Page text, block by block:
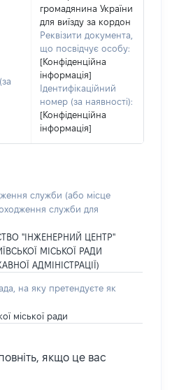
громадянина України
для виїзду за кордон
Реквізити документа,
що посвідчує особу:
[Конфіденційна
інформація]
Ідентифікаційний
номер (за наявності):
[Конфіденційна
інформація]
служби (або місце
служби для
"ІНЖЕНЕРНИЙ ЦЕНТР"
МІСЬКОЇ РАДИ
АДМІНІСТРАЦІЇ)
на яку претендуєте як
міської ради
якщо це вас